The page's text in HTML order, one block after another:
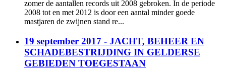
zomer de aantallen records uit 2008 gebroken. In de periode
2008 tot en met 2012 is door een aantal minder goede
mastjaren de zwijnen stand re...
19 september 2017 - JACHT, BEHEER EN
SCHADEBESTRIJDING IN GELDERSE
GEBIEDEN TOEGESTAAN